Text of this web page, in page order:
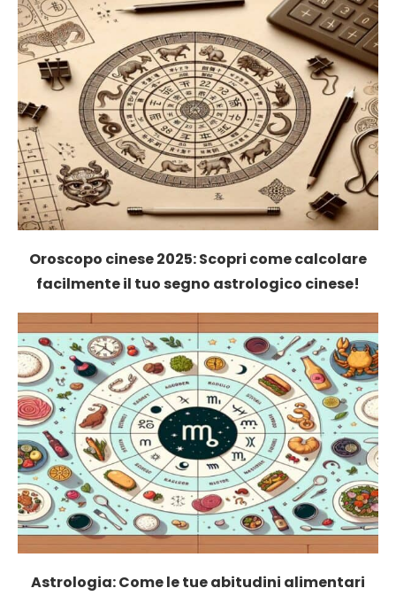
Oroscopo cinese 2025: Scopri come calcolare
facilmente il tuo segno astrologico cinese!
Astrologia: Come le tue abitudini alimentari